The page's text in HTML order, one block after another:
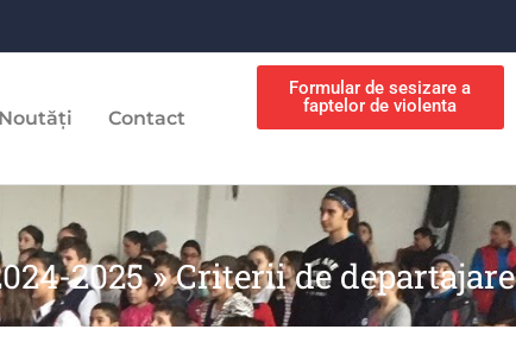
Noutăți Contact
Formular de sesizare a
faptelor de violenta
2025»Criterii de departajare